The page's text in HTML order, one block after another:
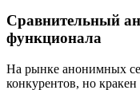
Сравнительный
функционала
На рынке анонимных
конкурентов, но